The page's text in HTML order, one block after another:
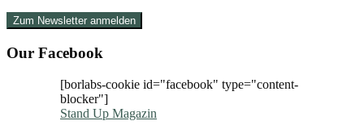
Our Facebook
[borlabs-cookie id="facebook" type="content-
blocker"]
Stand Up Magazin